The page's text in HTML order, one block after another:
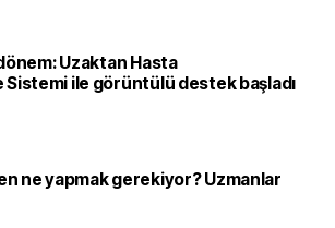
Uzaktan Hasta
Sistemi ile görüntülü destek başladı
ne yapmak gerekiyor? Uzmanlar